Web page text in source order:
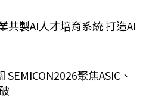
共製AI人才培育系統 打造AI
聚焦ASIC、